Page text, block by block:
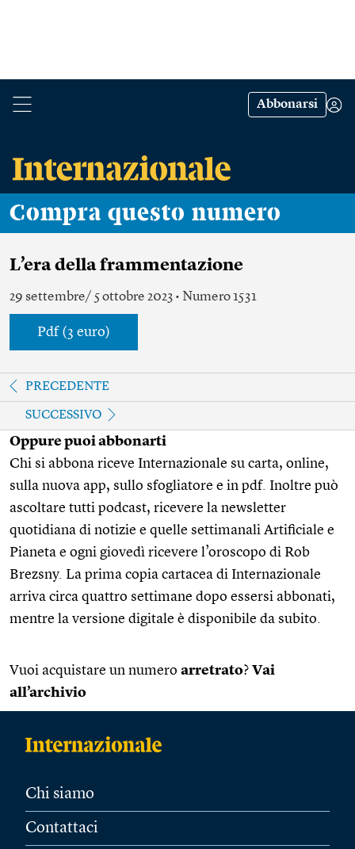
Abbonarsi
Compra questo numero
L’era della frammentazione
29 settembre/ 5 ottobre 2023 • Numero 1531
Pdf (3 euro)
PRECEDENTE
SUCCESSIVO
Oppure puoi abbonarti
Chi si abbona riceve Internazionale su carta, online,
sulla nuova app, sullo sfogliatore e in pdf. Inoltre può
ascoltare tutti podcast, ricevere la newsletter
quotidiana di notizie e quelle settimanali Artificiale e
Pianeta e ogni giovedì ricevere l’oroscopo di Rob
Brezsny. La prima copia cartacea di Internazionale
arriva circa quattro settimane dopo essersi abbonati,
mentre la versione digitale è disponibile da subito.
Vuoi acquistare un numero arretrato? Vai
all’archivio
Chi siamo
Contattaci